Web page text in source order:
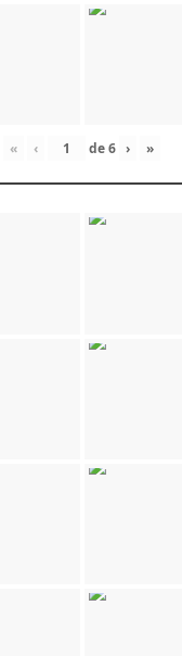
« ‹ de6 › »